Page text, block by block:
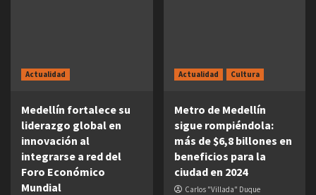
Actualidad
Medellín fortalece su
liderazgo global en
innovación al
integrarse a red del
Foro Económico
Mundial
Actualidad Cultura
Metro de Medellín
sigue rompiéndola:
más de $6,8 billones en
beneficios para la
ciudad en 2024
Carlos "Villada" Duque